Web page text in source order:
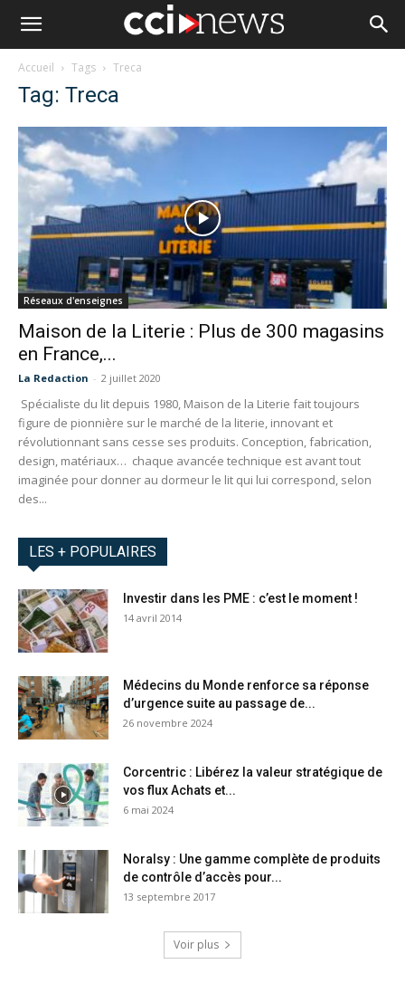
Accueil Tags Treca
Tag: Treca
Réseaux d'enseignes
Maison de la Literie : Plus de 300 magasins
en France,...
La Redaction - 2 juillet 2020
Spécialiste du lit depuis 1980, Maison de la Literie fait toujours
figure de pionnière sur le marché de la literie, innovant et
révolutionnant sans cesse ses produits. Conception, fabrication,
design, matériaux… chaque avancée technique est avant tout
imaginée pour donner au dormeur le lit qui lui correspond, selon
des...
LES + POPULAIRES
Investir dans les PME : c’est le moment !
14 avril 2014
Médecins du Monde renforce sa réponse
d’urgence suite au passage de...
26 novembre 2024
Corcentric : Libérez la valeur stratégique de
vos flux Achats et...
6 mai 2024
Noralsy : Une gamme complète de produits
de contrôle d’accès pour...
13 septembre 2017
Voir plus